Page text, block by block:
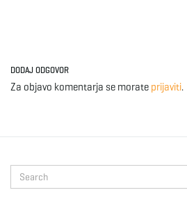
DODAJ ODGOVOR
Za objavo komentarja se morate prijaviti.
e